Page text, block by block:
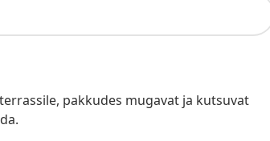
pakkudes mugavat ja kutsuvat